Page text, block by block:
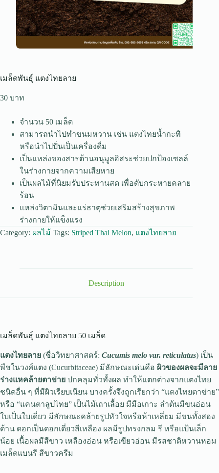
เมล็ดพันธุ์ แตงไทยลาย
30
จำนวน 50 เมล็ด
สามารถนำไปทำขนมหวาน เช่น แตงไทยน้ำกะทิ
หรือนำไปปั่นเป็นเครื่องดื่ม
เป็นแหล่งของสารต้านอนุมูลอิสระช่วยปกป้องเซลล์
ในร่างกายจากความเสียหาย
เป็นผลไม้ที่นิยมรับประทานสด เพื่อดับกระหายคลาย
ร้อน
แหล่งวิตามินและแร่ธาตุช่วยเสริมสร้างสุขภาพ
ร่างกายให้แข็งแรง
Category: ผลไม้ Tags: Striped Thai Melon, แตงไทยลาย
Description
เมล็ดพันธุ์ แตงไทยลาย 50 เมล็ด
แตงไทยลาย (ชื่อวิทยาศาสตร์: Cucumis melo var. reticulatus) เป็น
พืชในวงศ์แตง (Cucurbitaceae) มีลักษณะเด่นคือ ผิวของผลจะมีลาย
ร่างแหคล้ายตาข่าย ปกคลุมทั่วทั้งผล ทำให้แตกต่างจากแตงไทย
ชนิดอื่น ๆ ที่มีผิวเรียบเนียน บางครั้งจึงถูกเรียกว่า “แตงไทยตาข่าย”
หรือ “แคนตาลูปไทย” เป็นไม้เถาเลื้อย มีมือเกาะ ลำต้นมีขนอ่อน
ใบเป็นใบเดี่ยว มีลักษณะคล้ายรูปหัวใจหรือห้าเหลี่ยม มีขนทั้งสอง
ด้าน ดอกเป็นดอกเดี่ยวสีเหลือง ผลมีรูปทรงกลม รี หรือแป้นเล็ก
น้อย เนื้อผลมีสีขาว เหลืองอ่อน หรือเขียวอ่อน มีรสชาติหวานหอม
เมล็ดแบนรี สีขาวครีม